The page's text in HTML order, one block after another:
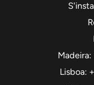
Madeira:
Lisboa: